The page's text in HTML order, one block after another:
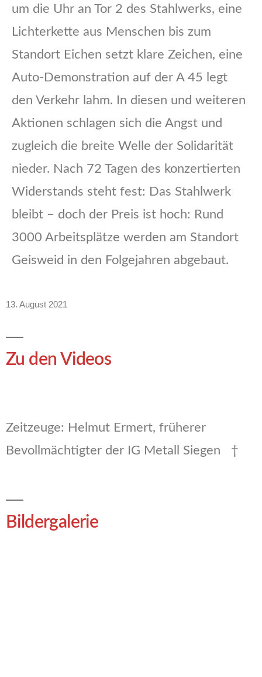
um die Uhr an Tor 2 des Stahlwerks, eine
Lichterkette aus Menschen bis zum
Standort Eichen setzt klare Zeichen, eine
Auto-Demonstration auf der A 45 legt
den Verkehr lahm. In diesen und weiteren
Aktionen schlagen sich die Angst und
zugleich die breite Welle der Solidarität
nieder. Nach 72 Tagen des konzertierten
Widerstands steht fest: Das Stahlwerk
bleibt – doch der Preis ist hoch: Rund
3000 Arbeitsplätze werden am Standort
Geisweid in den Folgejahren abgebaut.
13. August 2021
Zu den Videos
Zeitzeuge: Helmut Ermert, früherer
Bevollmächtigter der IG Metall Siegen †
Bildergalerie